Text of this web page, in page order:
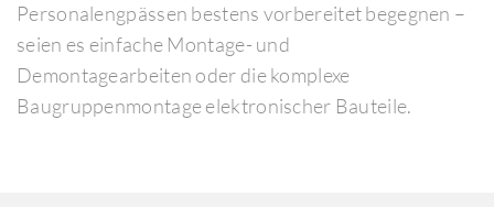
Personalengpässen bestens vorbereitet begegnen –
seien es einfache Montage- und
Demontagearbeiten oder die komplexe
Baugruppenmontage elektronischer Bauteile.